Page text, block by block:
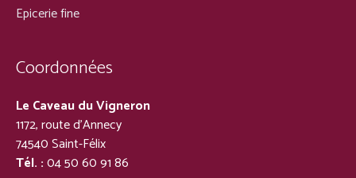
Epicerie fine
Coordonnées
Le Caveau du Vigneron
1172, route d’Annecy
74540 Saint-Félix
Tél. :04 50 60 91 86